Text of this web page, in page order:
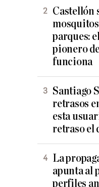
Castellón
parques:
pionero
funciona
Santiago
retrasos
esta
retraso el
La
apunta al
perfiles